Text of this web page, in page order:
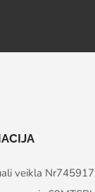
veikla Nr745917